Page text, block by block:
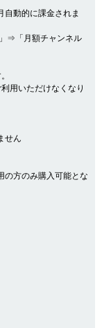
自動的に課金されま
⇒「月額チャンネル
用いただけなくなり
せん
の方のみ購入可能とな